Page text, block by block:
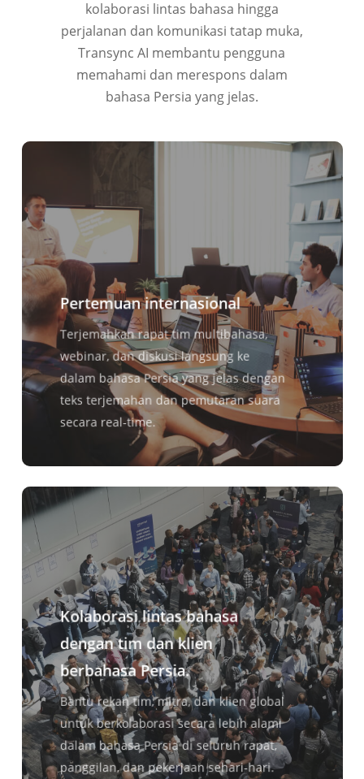
kolaborasi lintas bahasa hingga
perjalanan dan komunikasi tatap muka,
Transync AI membantu pengguna
memahami dan merespons dalam
bahasa Persia yang jelas.
Pertemuan internasional
Terjemahkan rapat tim multibahasa,
webinar, dan diskusi langsung ke
dalam bahasa Persia yang jelas dengan
teks terjemahan dan pemutaran suara
secara real-time.
Kolaborasi lintas bahasa
dengan tim dan klien
berbahasa Persia.
Bantu rekan tim, mitra, dan klien global
untuk berkolaborasi secara lebih alami
dalam bahasa Persia di seluruh rapat,
panggilan, dan pekerjaan sehari-hari.